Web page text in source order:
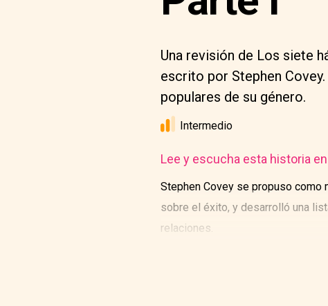
Una revisión de Los siete
escrito por Stephen
populares de su género.
Intermedio
Lee y escucha esta historia
Stephen Covey se propuso como
sobre el éxito, y desarrolló una
relaciones.
Covey comparte sus hallazgos
capítulo describe un hábito. Los